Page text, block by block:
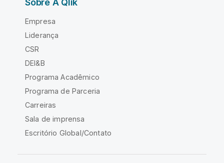
Sobre A Qlik
Empresa
Liderança
CSR
DEI&B
Programa Acadêmico
Programa de Parceria
Carreiras
Sala de imprensa
Escritório Global/Contato